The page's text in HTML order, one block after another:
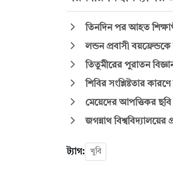
তিনদিন পর আহত
লন্ডন প্রবাসী
তিতুমীরের পুরাতন
শিবির সংশ্লিষ্টতার
মেয়েদের আপত্তিকর ছবি
জগন্নাথ বিশ্ববিদ্যালয়ের
ট্যাগ: খুবি